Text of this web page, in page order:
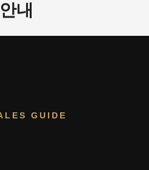
내
GUIDE